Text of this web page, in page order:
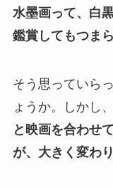
水墨画って、白
鑑賞してもつま
そう思っていら
ょうか。しかし、
と映画を合わせ
が、大きく変わり